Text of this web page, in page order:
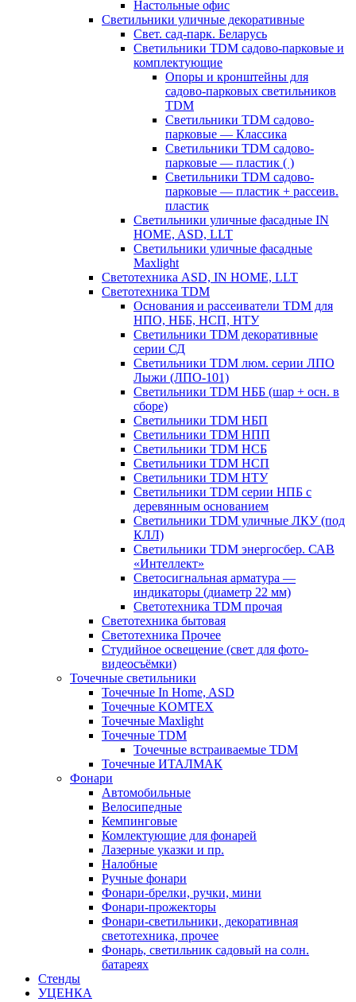
Настольные офис
Светильники уличные декоративные
Свет. сад-парк. Беларусь
Светильники TDM садово-парковые и
комплектующие
Опоры и кронштейны для
садово-парковых светильников
TDM
Светильники TDM садово-
парковые — Классика
Светильники TDM садово-
парковые — пластик ( )
Светильники TDM садово-
парковые — пластик + рассеив.
пластик
Светильники уличные фасадные IN
HOME, ASD, LLT
Светильники уличные фасадные
Maxlight
Светотехника ASD, IN HOME, LLT
Светотехника TDM
Основания и рассеиватели TDM для
НПО, НББ, НСП, НТУ
Светильники TDM декоративные
серии СД
Светильники TDM люм. серии ЛПО
Лыжи (ЛПО-101)
Светильники TDM НББ (шар + осн. в
сборе)
Светильники TDM НБП
Светильники TDM НПП
Светильники TDM НСБ
Светильники TDM НСП
Светильники TDM НТУ
Светильники TDM серии НПБ с
деревянным основанием
Светильники TDM уличные ЛКУ (под
КЛЛ)
Светильники TDM энергосбер. САВ
«Интеллект»
Светосигнальная арматура —
индикаторы (диаметр 22 мм)
Светотехника TDM прочая
Светотехника бытовая
Светотехника Прочее
Студийное освещение (свет для фото-
видеосъёмки)
Точечные светильники
Точечные In Home, ASD
Точечные KOMTEX
Точечные Maxlight
Точечные TDM
Точечные встраиваемые TDM
Точечные ИТАЛМАК
Фонари
Автомобильные
Велосипедные
Кемпинговые
Комлектующие для фонарей
Лазерные указки и пр.
Налобные
Ручные фонари
Фонари-брелки, ручки, мини
Фонари-прожекторы
Фонари-светильники, декоративная
светотехника, прочее
Фонарь, светильник садовый на солн.
батареях
Стенды
УЦЕНКА